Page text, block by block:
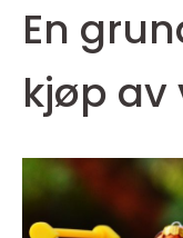
En
kjøp av